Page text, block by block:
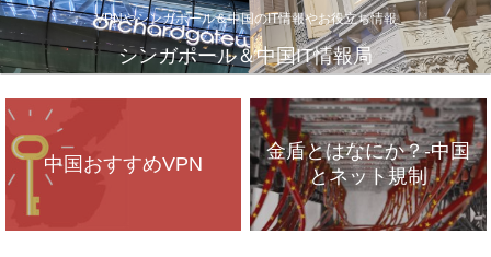
VPNやシンガポール＆中国のIT情報やお役立ち情報
シンガポール＆中国IT情報局
中国おすすめVPN
金盾とはなにか？-中国
とネット規制